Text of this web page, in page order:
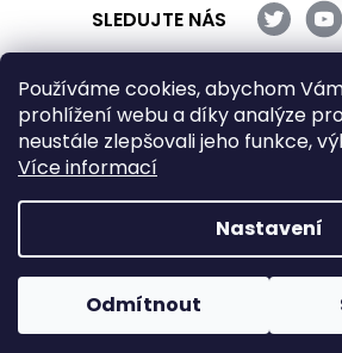
Používáme cookies, abychom
prohlížení webu a díky analýze
neustále zlepšovali jeho funkce,
Více informací
Nastavení
Odmítnout
SLEDUJTE NÁS
Copyright 2026DobraVina.cz.
Upravit nastavení